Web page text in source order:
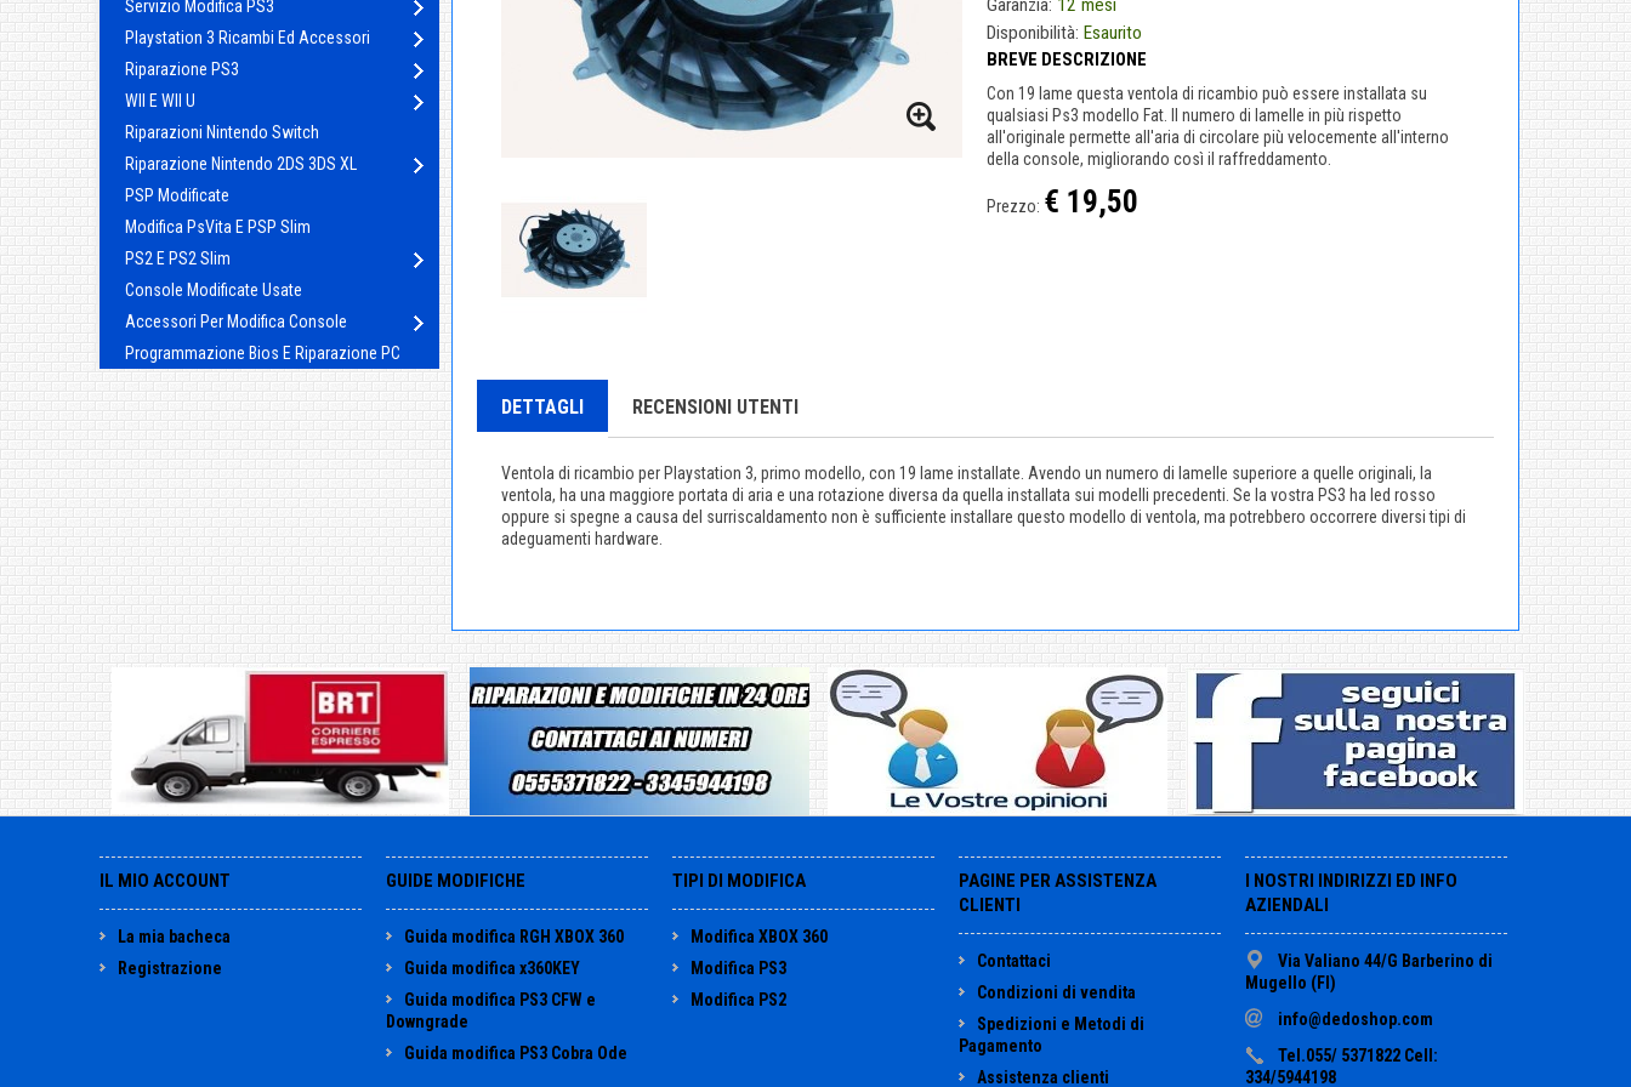
Servizio Modifica PS3
Playstation 3 Ricambi Ed Accessori
Riparazione PS3
WII E WII U
Riparazioni Nintendo Switch
Riparazione Nintendo 2DS 3DS XL
PSP Modificate
Modifica PsVita E PSP Slim
PS2 E PS2 Slim
Console Modificate Usate
Accessori Per Modifica Console
Programmazione Bios E Riparazione PC
Garanzia: 12 mesi
Disponibilità: Esaurito
BREVE DESCRIZIONE
Con 19 lame questa ventola di ricambio può essere installata su
qualsiasi Ps3 modello Fat. Il numero di lamelle in più rispetto
all'originale permette all'aria di circolare più velocemente all'interno
della console, migliorando così il raffreddamento.
Prezzo: € 19,50
DETTAGLI RECENSIONI UTENTI
Ventola di ricambio per Playstation 3, primo modello, con 19 lame installate. Avendo un numero di lamelle superiore a quelle originali, la
ventola, ha una maggiore portata di aria e una rotazione diversa da quella installata sui modelli precedenti. Se la vostra PS3 ha led rosso
oppure si spegne a causa del surriscaldamento non è sufficiente installare questo modello di ventola, ma potrebbero occorrere diversi tipi di
adeguamenti hardware.
IL MIO ACCOUNT
La mia bacheca
Registrazione
GUIDE MODIFICHE
Guida modifica RGH XBOX 360
Guida modifica x360KEY
Guida modifica PS3 CFW e
Downgrade
Guida modifica PS3 Cobra Ode
TIPI DI MODIFICA
Modifica XBOX 360
Modifica PS3
Modifica PS2
PAGINE PER ASSISTENZA
CLIENTI
Contattaci
Condizioni di vendita
Spedizioni e Metodi di
Pagamento
Assistenza clienti
I NOSTRI INDIRIZZI ED INFO
AZIENDALI
Via Valiano 44/G Barberino di
Mugello (FI)
info@dedoshop.com
Tel.055/ 5371822 Cell:
334/5944198